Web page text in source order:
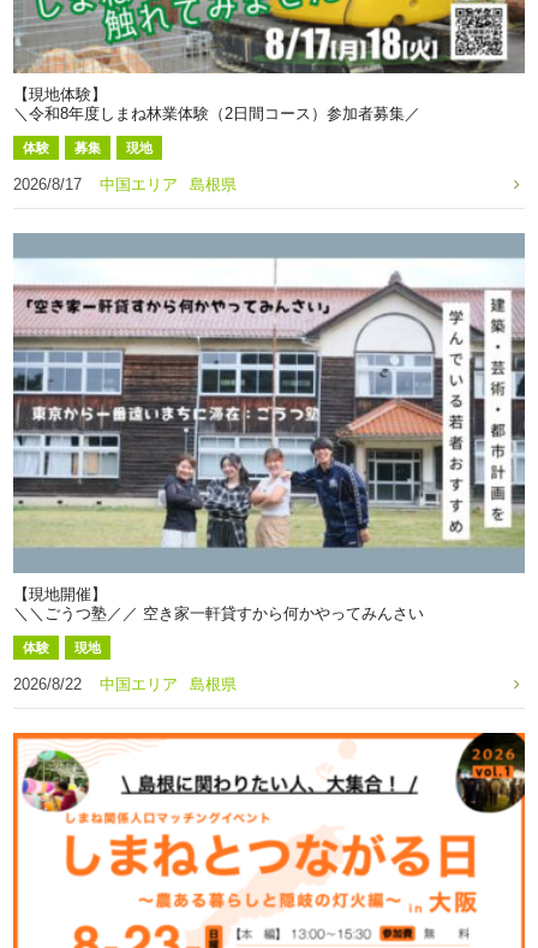
【現地体験】
＼令和8年度しまね林業体験（2日間コース）参加者募集／
体験 募集 現地
2026/8/17 中国エリア 島根県
【現地開催】
＼＼ごうつ塾／／ 空き家一軒貸すから何かやってみんさい
体験 現地
2026/8/22 中国エリア 島根県